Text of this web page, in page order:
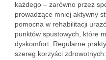
każdego – zarówno przez
prowadzące mniej aktywny
pomocna w rehabilitacji
punktów spustowych, które
dyskomfort. Regularne
szereg korzyści zdrowotnych: